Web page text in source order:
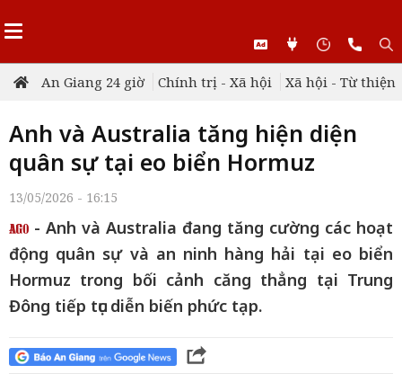
An Giang 24 giờ Chính trị - Xã hội Xã hội - Từ thiện
Anh và Australia tăng hiện diện
quân sự tại eo biển Hormuz
13/05/2026 - 16:15
- Anh và Australia đang tăng cường các hoạt
động quân sự và an ninh hàng hải tại eo biển
Hormuz trong bối cảnh căng thẳng tại Trung
Đông tiếp tục diễn biến phức tạp.